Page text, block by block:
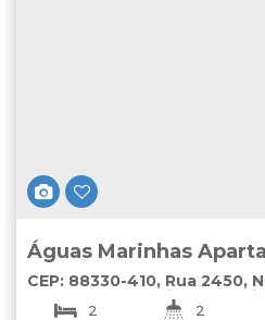
Águas Marinhas
Dormitórios à Venda
Camboriú
CEP: 88330-410, Rua 2450,
Balneário Camboriú
2 2